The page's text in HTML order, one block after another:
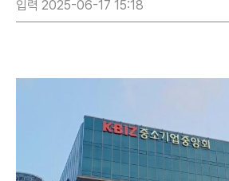
입력 2025-06-17 15:18